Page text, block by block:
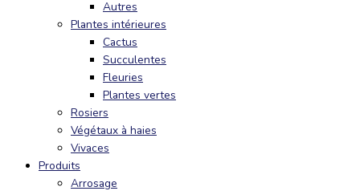
Autres
Plantes intérieures
Cactus
Succulentes
Fleuries
Plantes vertes
Rosiers
Végétaux à haies
Vivaces
Produits
Arrosage